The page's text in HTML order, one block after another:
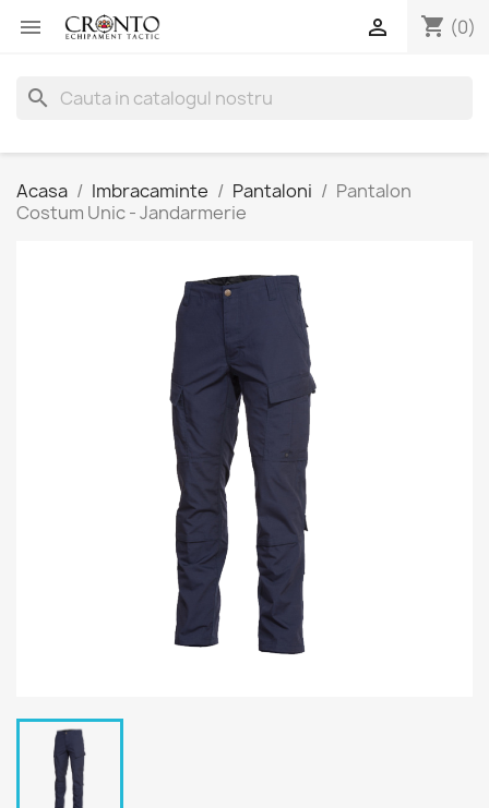
 shopping_cart (0)

search
Acasa Imbracaminte Pantaloni
Pantalon
Costum Unic - Jandarmerie